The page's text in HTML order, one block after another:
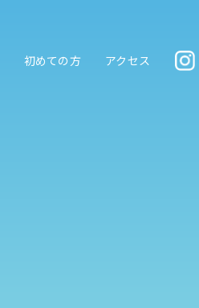
初めての方 アクセス